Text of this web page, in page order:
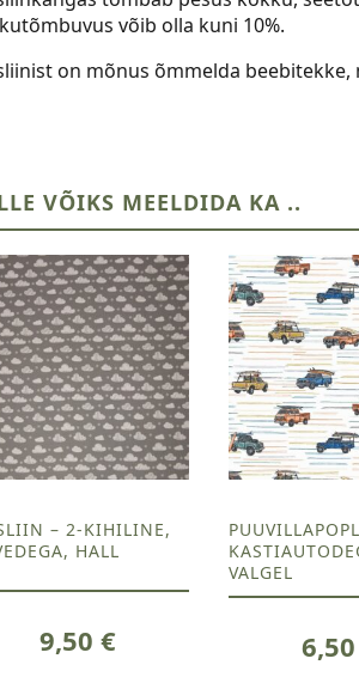
võib olla kuni 10%.
on mõnus õmmelda
VÕIKS MEELDIDA KA ..
– 2-KIHILINE,
HALL
9,50 €
VALGEL